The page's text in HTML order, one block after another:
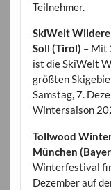
Teilnehmer.
SkiWelt
Soll (Tirol) – Mit
ist die SkiWelt
größten
Samstag, 7.
Wintersaison
Tollwood
München
Winterfestival
Dezember auf